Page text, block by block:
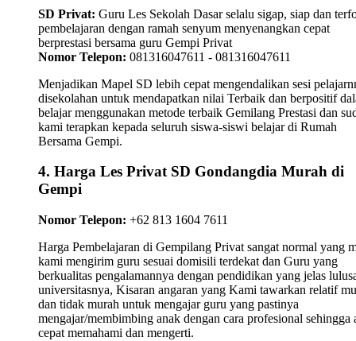
SD Privat: Guru Les Sekolah Dasar selalu sigap, siap dan
pembelajaran dengan ramah senyum menyenangkan cepat
berprestasi bersama guru Gempi Privat
Nomor Telepon: 081316047611 - 081316047611
Menjadikan Mapel SD lebih cepat mengendalikan sesi
disekolahan untuk mendapatkan nilai Terbaik dan berpositif
belajar menggunakan metode terbaik Gemilang Prestasi dan
kami terapkan kepada seluruh siswa-siswi belajar di Rumah
Bersama Gempi.
4. Harga Les Privat SD Gondangdia Murah di
Gempi
Nomor Telepon: +62 813 1604 7611
Harga Pembelajaran di Gempilang Privat sangat normal yang
kami mengirim guru sesuai domisili terdekat dan Guru yang
berkualitas pengalamannya dengan pendidikan yang jelas
universitasnya, Kisaran angaran yang Kami tawarkan relatif
dan tidak murah untuk mengajar guru yang pastinya
mengajar/membimbing anak dengan cara profesional sehingga
cepat memahami dan mengerti.